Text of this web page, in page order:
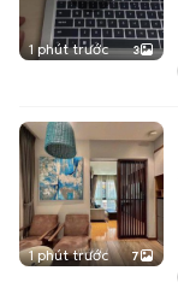
1 phút trước 3
1 phút trước 7